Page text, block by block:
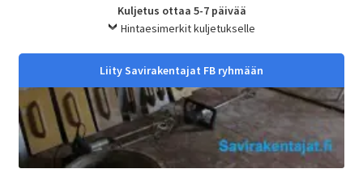
Kuljetus ottaa 5-7 päivää
Hintaesimerkit kuljetukselle
Liity Savirakentajat FB ryhmään